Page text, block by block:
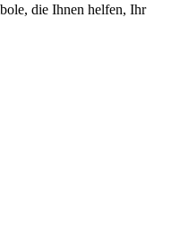
die Ihnen helfen, Ihr